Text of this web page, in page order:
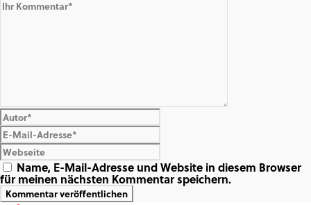
Name, E-Mail-Adresse und Website in diesem Browser
für meinen nächsten Kommentar speichern.